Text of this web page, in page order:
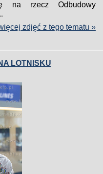
na rzecz Odbudowy
zdjęć z tego tematu »
LOTNISKU